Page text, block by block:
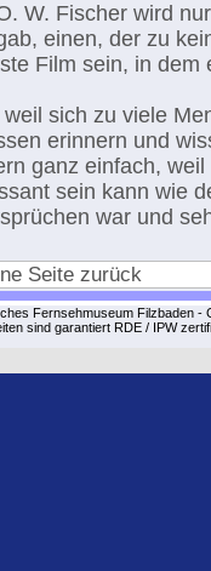
W. Fischer wird
einen, der zu
Film sein, in dem
weil sich zu viele
erinnern und
ganz einfach,
sein kann wie
war und
Seite zurück
Fernsehmuseum Filzbaden -
sind garantiert RDE / IPW